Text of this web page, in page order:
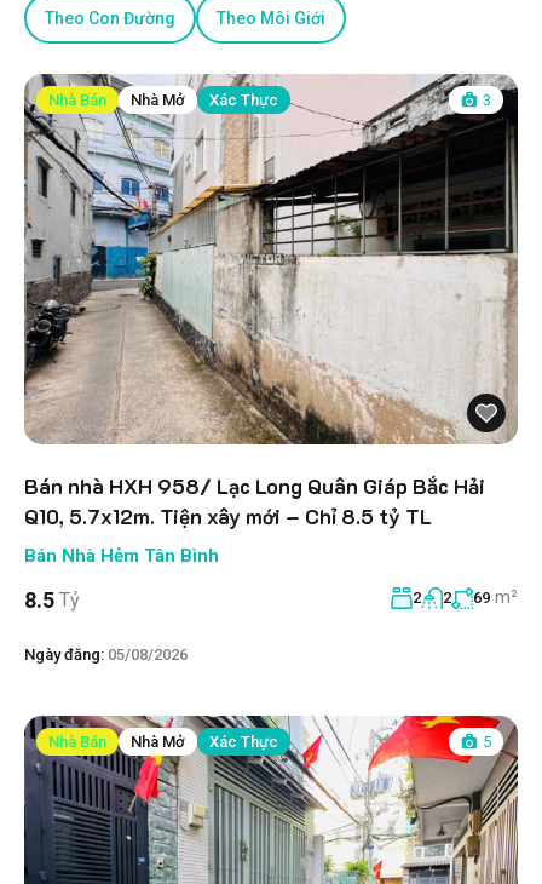
Theo Con Đường Theo Môi Giới
Nhà Bán Nhà Mở Xác Thực 3
Bán nhà HXH 958/ Lạc Long Quân Giáp Bắc Hải
Q10, 5.7x12m. Tiện xây mới – Chỉ 8.5 tỷ TL
Bán Nhà Hẻm Tân Bình
8.5 Tỷ 2 2 69 m²
Ngày đăng: 05/08/2026
Nhà Bán Nhà Mở Xác Thực 5